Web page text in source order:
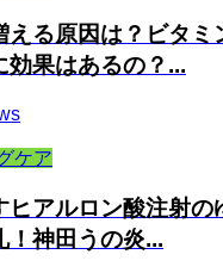
える原因は？ビタミ
効果はあるの？...
ケア
ヒアルロン酸注射の
！神田うの炎...